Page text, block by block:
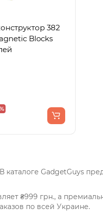
382
Blocks
GadgetGuys
₴999 грн., а
по всей Украине.